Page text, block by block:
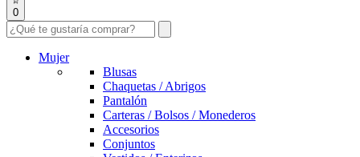
0
Mujer
Blusas
Chaquetas / Abrigos
Pantalón
Carteras / Bolsos / Monederos
Accesorios
Conjuntos